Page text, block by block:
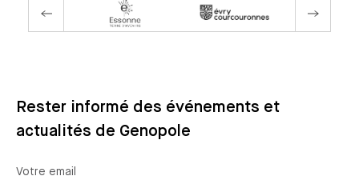
Rester informé des événements et
actualités de Genopole